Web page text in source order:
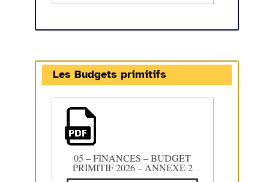
Les Budgets primitifs
05 – FINANCES – BUDGET
PRIMITIF 2026 – ANNEXE 2